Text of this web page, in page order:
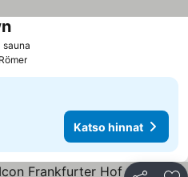
sauna
Katso hinnat
Katso hinnat